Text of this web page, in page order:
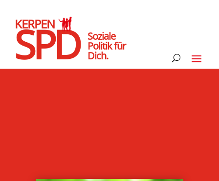
SPD
KERPEN
Soziale
Politik für
Dich.